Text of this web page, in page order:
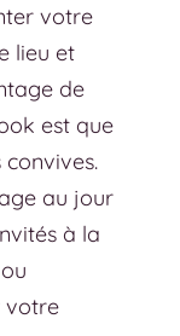
votre
lieu et
de
est que
convives.
au jour
à la
votre